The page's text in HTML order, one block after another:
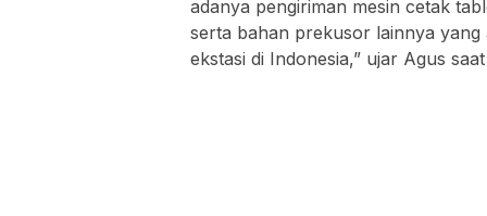
adanya pengiriman mesin cetak
serta bahan prekusor lainnya
ekstasi di Indonesia,” ujar Agus